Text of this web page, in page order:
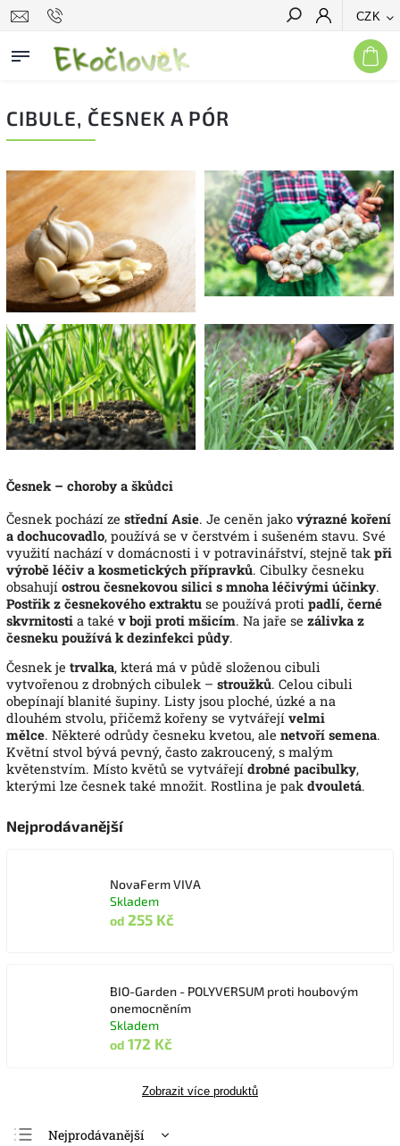
CZK
Hledat
CIBULE, ČESNEK A PÓR
Česnek – choroby a škůdci
Česnek pochází ze střední Asie. Je ceněn jako výrazné koření
a dochucovadlo, používá se v čerstvém i sušeném stavu. Své
využití nachází v domácnosti i v potravinářství, stejně tak při
výrobě léčiv a kosmetických přípravků. Cibulky česneku
obsahují ostrou česnekovou silici s mnoha léčivými účinky.
Postřik z česnekového extraktu se používá proti padlí, černé
skvrnitosti a také v boji proti mšicím. Na jaře se zálivka z
česneku používá k dezinfekci půdy.
Česnek je trvalka, která má v půdě složenou cibuli
vytvořenou z drobných cibulek – stroužků. Celou cibuli
obepínají blanité šupiny. Listy jsou ploché, úzké a na
dlouhém stvolu, přičemž kořeny se vytvářejí velmi
mělce. Některé odrůdy česneku kvetou, ale netvoří semena.
Květní stvol bývá pevný, často zakroucený, s malým
květenstvím. Místo květů se vytvářejí drobné pacibulky,
kterými lze česnek také množit. Rostlina je pak dvouletá.
Nejprodávanější
NovaFerm VIVA
Skladem
od 255 Kč
BIO-Garden - POLYVERSUM proti houbovým
onemocněním
Skladem
od 172 Kč
Zobrazit více produktů
Nejprodávanější